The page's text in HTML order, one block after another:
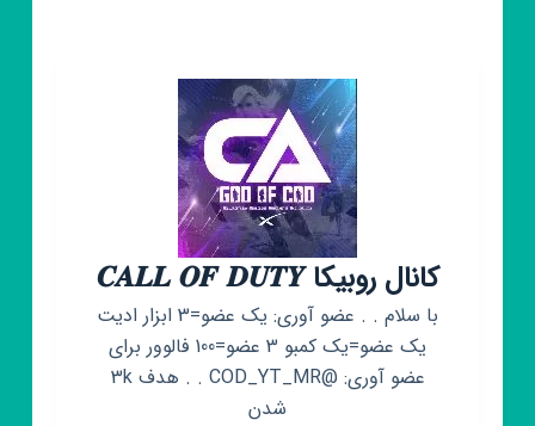
کانال روبیکا 𝑪𝑨𝑳𝑳 𝑶𝑭 𝑫𝑼𝑻𝒀
با سلام . . عضو آوری: یک عضو=3 ابزار ادیت
یک عضو=یک کمبو 3 عضو=100 فالوور برای
عضو آوری: @COD_YT_MR . . هدف 3k
شدن